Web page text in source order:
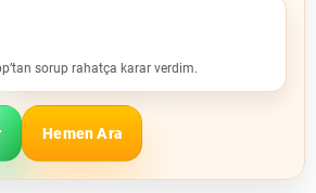
sorup rahatça karar verdim.
Hemen Ara